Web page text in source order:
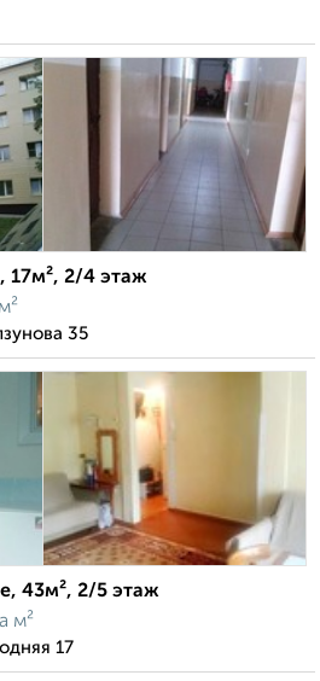
17м², 2/4 этаж
35
43м², 2/5 этаж
м²
17